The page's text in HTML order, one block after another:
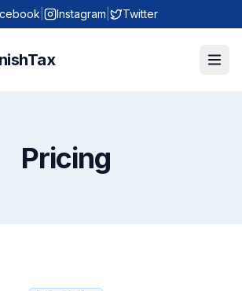
Instagram Twitter
Pricing